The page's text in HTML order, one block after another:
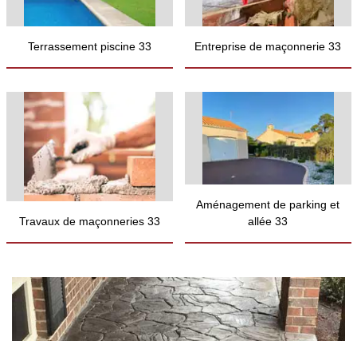
Terrassement piscine 33 Entreprise de maçonnerie 33
Travaux de maçonneries 33
Aménagement de parking et
allée 33